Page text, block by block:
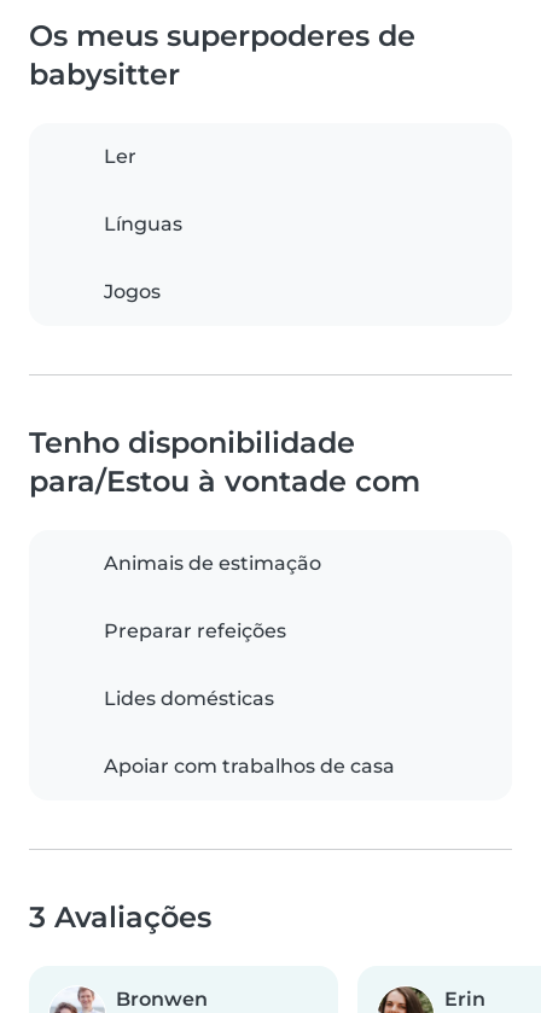
Os meus superpoderes de
babysitter
Ler
Línguas
Jogos
Tenho disponibilidade
para/Estou à vontade com
Animais de estimação
Preparar refeições
Lides domésticas
Apoiar com trabalhos de casa
3 Avaliações
Bronwen Erin